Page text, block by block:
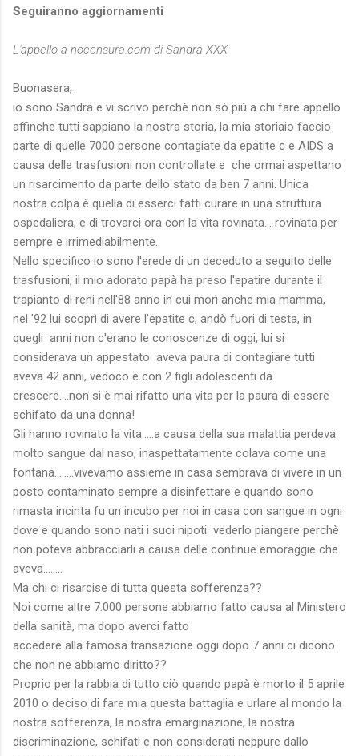
Seguiranno aggiornamenti
L'appello a nocensura.com di Sandra XXX
Buonasera,
io sono Sandra e vi scrivo perchè non sò più a chi fare appello
affinche tutti sappiano la nostra storia, la mia storiaio faccio
parte di quelle 7000 persone contagiate da epatite c e AIDS a
causa delle trasfusioni non controllate e che ormai aspettano
un risarcimento da parte dello stato da ben 7 anni. Unica
nostra colpa è quella di esserci fatti curare in una struttura
ospedaliera, e di trovarci ora con la vita rovinata... rovinata per
sempre e irrimediabilmente.
Nello specifico io sono l'erede di un deceduto a seguito delle
trasfusioni, il mio adorato papà ha preso l'epatire durante il
trapianto di reni nell'88 anno in cui morì anche mia mamma,
nel '92 lui scoprì di avere l'epatite c, andò fuori di testa, in
quegli anni non c'erano le conoscenze di oggi, lui si
considerava un appestato aveva paura di contagiare tutti
aveva 42 anni, vedoco e con 2 figli adolescenti da
crescere....non si è mai rifatto una vita per la paura di essere
schifato da una donna!
Gli hanno rovinato la vita.....a causa della sua malattia perdeva
molto sangue dal naso, inaspettatamente colava come una
fontana........vivevamo assieme in casa sembrava di vivere in un
posto contaminato sempre a disinfettare e quando sono
rimasta incinta fu un incubo per noi in casa con sangue in ogni
dove e quando sono nati i suoi nipoti vederlo piangere perchè
non poteva abbracciarli a causa delle continue emoraggie che
aveva........
Ma chi ci risarcise di tutta questa sofferenza??
Noi come altre 7.000 persone abbiamo fatto causa al Ministero
della sanità, ma dopo averci fatto
accedere alla famosa transazione oggi dopo 7 anni ci dicono
che non ne abbiamo diritto??
Proprio per la rabbia di tutto ciò quando papà è morto il 5 aprile
2010 o deciso di fare mia questa battaglia e urlare al mondo la
nostra sofferenza, la nostra emarginazione, la nostra
discriminazione, schifati e non considerati neppure dallo